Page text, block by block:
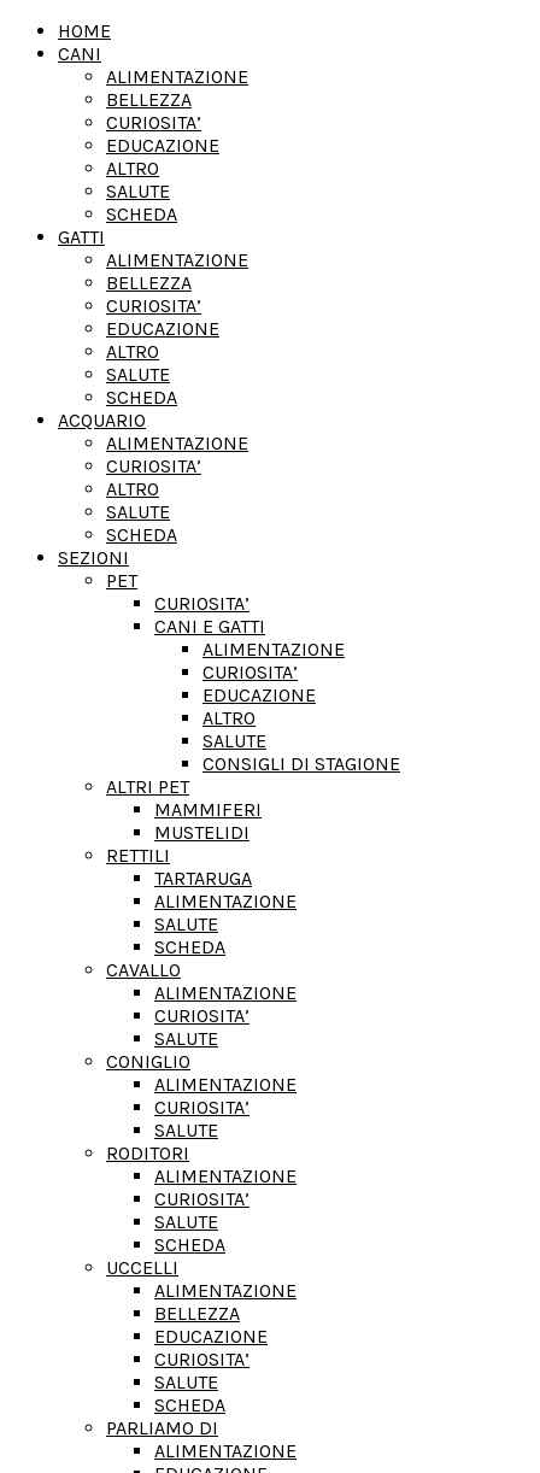
HOME
CANI
ALIMENTAZIONE
BELLEZZA
CURIOSITA’
EDUCAZIONE
ALTRO
SALUTE
SCHEDA
GATTI
ALIMENTAZIONE
BELLEZZA
CURIOSITA’
EDUCAZIONE
ALTRO
SALUTE
SCHEDA
ACQUARIO
ALIMENTAZIONE
CURIOSITA’
ALTRO
SALUTE
SCHEDA
SEZIONI
PET
CURIOSITA’
CANI E GATTI
ALIMENTAZIONE
CURIOSITA’
EDUCAZIONE
ALTRO
SALUTE
CONSIGLI DI STAGIONE
ALTRI PET
MAMMIFERI
MUSTELIDI
RETTILI
TARTARUGA
ALIMENTAZIONE
SALUTE
SCHEDA
CAVALLO
ALIMENTAZIONE
CURIOSITA’
SALUTE
CONIGLIO
ALIMENTAZIONE
CURIOSITA’
SALUTE
RODITORI
ALIMENTAZIONE
CURIOSITA’
SALUTE
SCHEDA
UCCELLI
ALIMENTAZIONE
BELLEZZA
EDUCAZIONE
CURIOSITA’
SALUTE
SCHEDA
PARLIAMO DI
ALIMENTAZIONE